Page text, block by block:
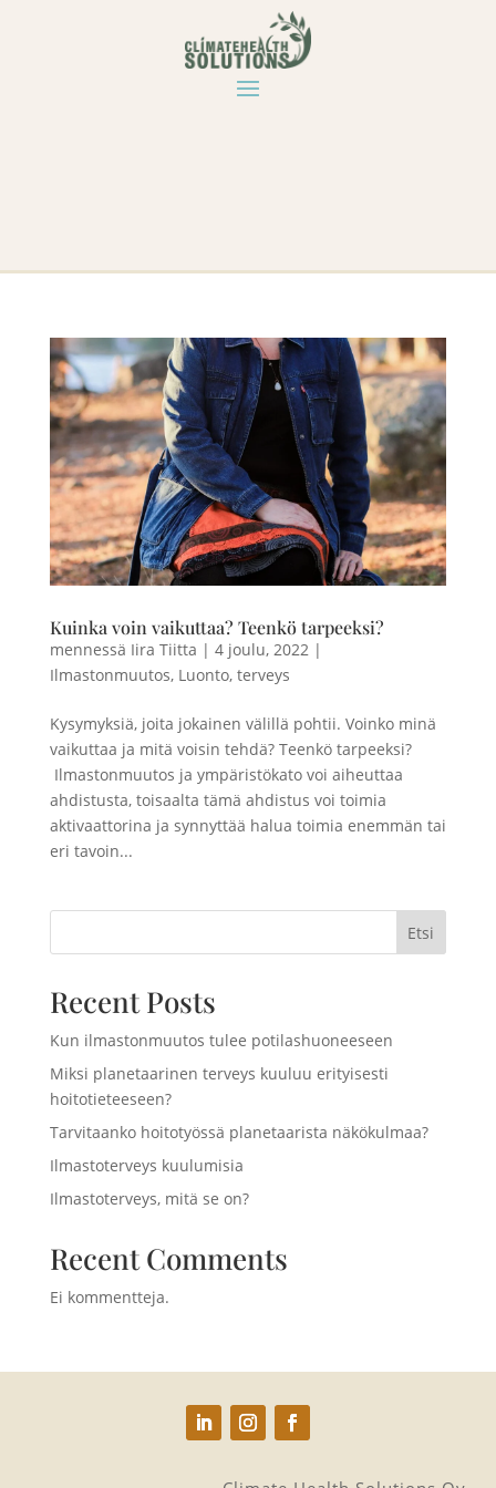
Kuinka voin vaikuttaa? Teenkö tarpeeksi?
mennessä Iira Tiitta | 4 joulu, 2022|
Ilmastonmuutos, Luonto, terveys
Kysymyksiä, joita jokainen välillä pohtii. Voinko minä
vaikuttaa ja mitä voisin tehdä? Teenkö tarpeeksi?
Ilmastonmuutos ja ympäristökato voi aiheuttaa
ahdistusta, toisaalta tämä ahdistus voi toimia
aktivaattorina ja synnyttää halua toimia enemmän tai
eri tavoin...
Etsi
Recent Posts
Kun ilmastonmuutos tulee potilashuoneeseen
Miksi planetaarinen terveys kuuluu erityisesti
hoitotieteeseen?
Tarvitaanko hoitotyössä planetaarista näkökulmaa?
Ilmastoterveys kuulumisia
Ilmastoterveys, mitä se on?
Recent Comments
Ei kommentteja.